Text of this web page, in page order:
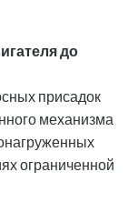
до
присадок
механизма
ограниченной